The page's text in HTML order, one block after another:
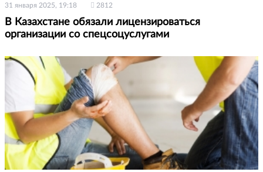
31 января 2025, 19:18 2812
В Казахстане обязали лицензироваться
организации со спецсоцуслугами